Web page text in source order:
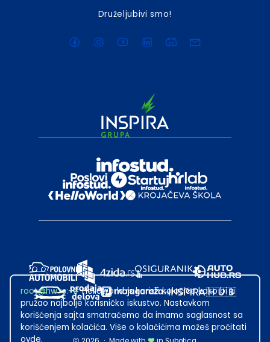
Druželjubivi smo!
root@hw.rs:~#Helloworld.rs koristi kolačiće kako bi ti
pružao najbolje korisničko iskustvo. Nastavkom
korišćenja sajta smatraćemo da imamo saglasnost sa
korišćenjem kolačića. Više o kolačićima možeš pročitati
ovde.